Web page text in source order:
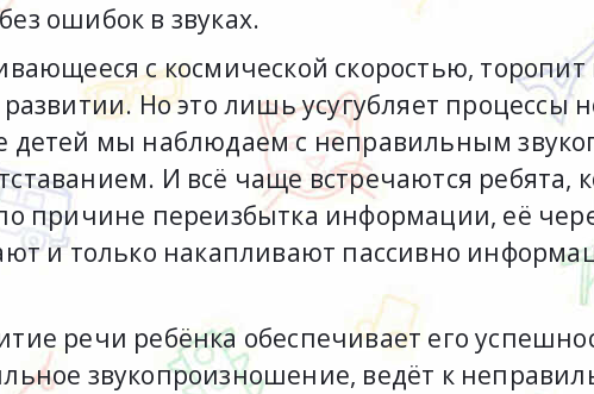
ошибок в звуках.
с космической скоростью,
Но это лишь усугубляет
детей мы наблюдаем с неправильным
И всё чаще встречаются ребята,
причине переизбытка информации, её
и только накапливают пассивно
речи ребёнка обеспечивает его
звукопроизношение, ведёт к